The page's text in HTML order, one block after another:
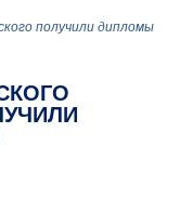
получили дипломы